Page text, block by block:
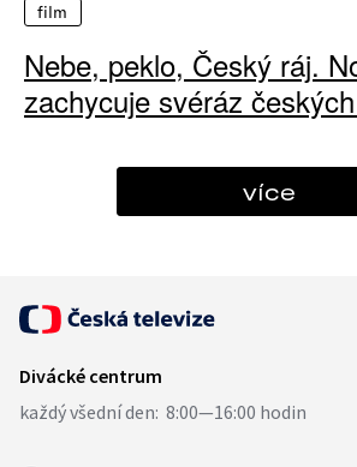
film
Nebe, peklo, Český ráj.
zachycuje svéráz
více